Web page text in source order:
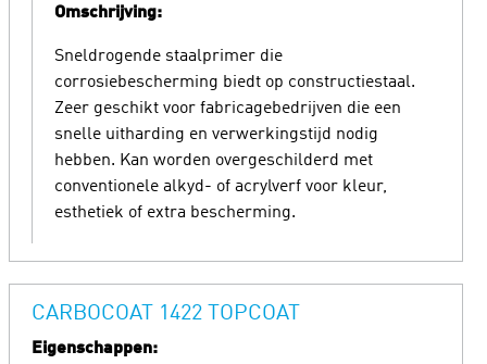
Omschrijving:
Sneldrogende staalprimer die
corrosiebescherming biedt op constructiestaal.
Zeer geschikt voor fabricagebedrijven die een
snelle uitharding en verwerkingstijd nodig
hebben. Kan worden overgeschilderd met
conventionele alkyd- of acrylverf voor kleur,
esthetiek of extra bescherming.
CARBOCOAT 1422 TOPCOAT
Eigenschappen: